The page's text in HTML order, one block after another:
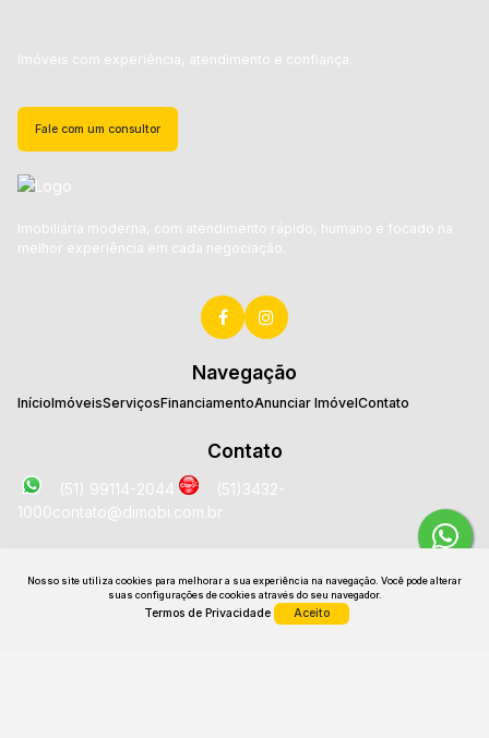
Nosso site utiliza cookies para melhorar a sua experiência na navegação. Você pode alterar
suas configurações de cookies através do seu navegador.
Termos de Privacidade Aceito
Imóveis com experiência, atendimento e confiança.
Fale com um consultor
Imobiliária moderna, com atendimento rápido, humano e focado na
melhor experiência em cada negociação.
Navegação
InícioImóveisServiçosFinanciamentoAnunciar ImóvelContato
Contato
(51) 99114-2044
(51)3432-
1000contato@dimobi.com.br
Avenida José Loureiro da Silva, 2025, Sala 1707, Centro,
Brasil